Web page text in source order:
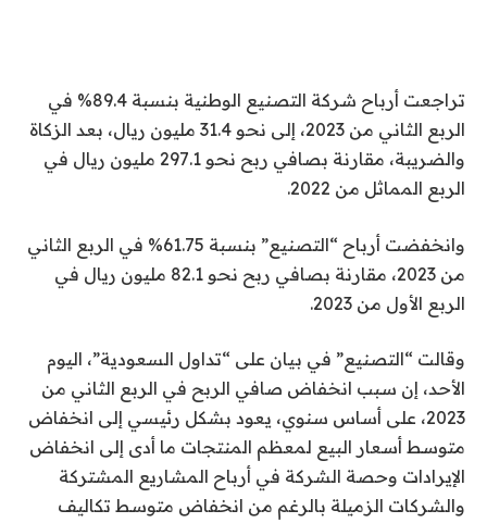
تراجعت أرباح شركة التصنيع الوطنية بنسبة 89.4% في
الربع الثاني من 2023، إلى نحو 31.4 مليون ريال، بعد الزكاة
والضريبة، مقارنة بصافي ربح نحو 297.1 مليون ريال في
الربع المماثل من 2022.
وانخفضت أرباح “التصنيع” بنسبة 61.75% في الربع الثاني
من 2023، مقارنة بصافي ربح نحو 82.1 مليون ريال في
الربع الأول من 2023.
وقالت “التصنيع” في بيان على “تداول السعودية”، اليوم
الأحد، إن سبب انخفاض صافي الربح في الربع الثاني من
2023، على أساس سنوي، يعود بشكل رئيسي إلى انخفاض
متوسط أسعار البيع لمعظم المنتجات ما أدى إلى انخفاض
الإيرادات وحصة الشركة في أرباح المشاريع المشتركة
والشركات الزميلة بالرغم من انخفاض متوسط تكاليف